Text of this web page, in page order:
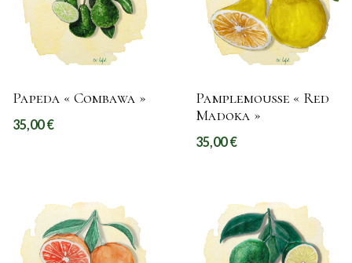
Papeda « Combawa »
35,00€
Pamplemousse « Red
Madoka »
35,00€